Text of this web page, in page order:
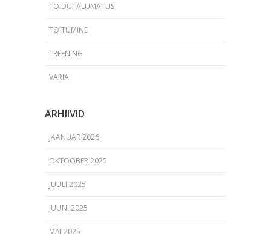
TOIDUTALUMATUS
TOITUMINE
TREENING
VARIA
ARHIIVID
JAANUAR 2026
OKTOOBER 2025
JUULI 2025
JUUNI 2025
MAI 2025